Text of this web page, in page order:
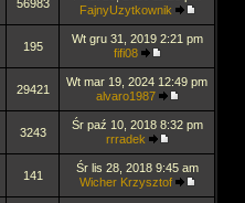
56983
FajnyUzytkownik
195
Wt gru 31, 2019 2:21 pm
fifi08
29421
Wt mar 19, 2024 12:49 pm
alvaro1987
3243
Śr paź 10, 2018 8:32 pm
rrradek
141
Śr lis 28, 2018 9:45 am
Wicher Krzysztof